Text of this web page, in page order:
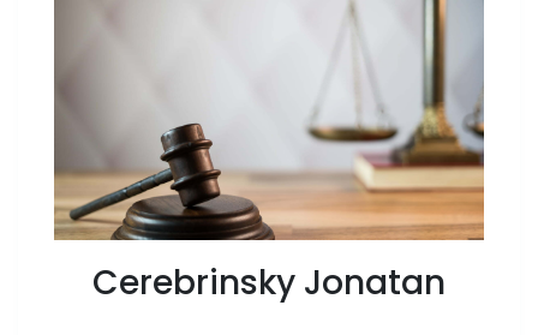
Cerebrinsky Jonatan